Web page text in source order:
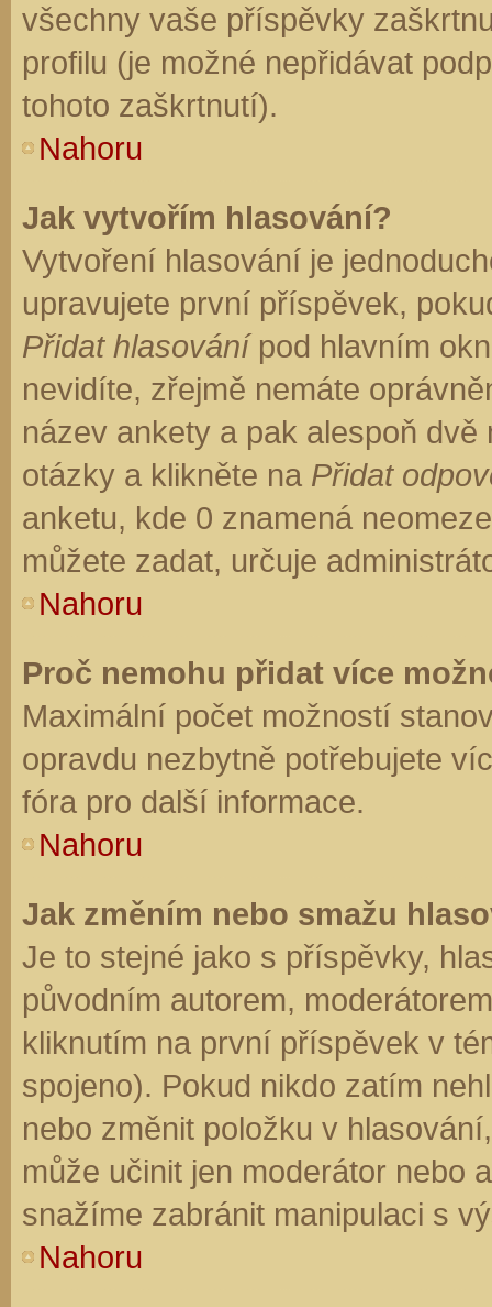
všechny vaše příspěvky
profilu (je možné nepřidávat
tohoto zaškrtnutí).
Nahoru
Jak vytvořím hlasování?
Vytvoření hlasování je
upravujete první příspěvek,
Přidat hlasovánípod hlavním
nevidíte, zřejmě nemáte
název ankety a pak alespoň
otázky a klikněte na Přidat
anketu, kde 0 znamená
můžete zadat, určuje
Nahoru
Proč nemohu přidat více
Maximální počet možností
opravdu nezbytně potřebujete
fóra pro další informace.
Nahoru
Jak změním nebo smažu
Je to stejné jako s příspěvky,
původním autorem,
kliknutím na první příspěvek v
spojeno). Pokud nikdo zatím
nebo změnit položku v
může učinit jen moderátor nebo
snažíme zabránit manipulaci s
Nahoru